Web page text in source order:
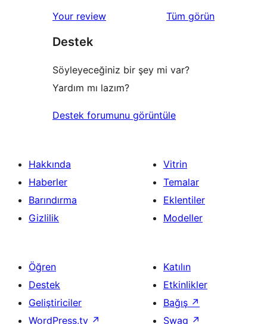
Your review Tüm değerlendirmeleri
görün
Destek
Söyleyeceğiniz bir şey mi var?
Yardım mı lazım?
Destek forumunu görüntüle
Hakkında
Haberler
Barındırma
Gizlilik
Vitrin
Temalar
Eklentiler
Modeller
Öğren
Destek
Geliştiriciler
WordPress.tv ↗
Katılın
Etkinlikler
Bağış ↗
Swag ↗